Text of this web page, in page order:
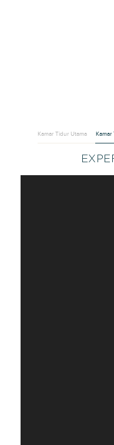
Kamar Tidur Utama Kamar